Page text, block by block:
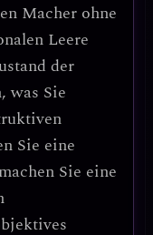
Macher ohne
Leere
der
was Sie
Sie eine
Sie eine